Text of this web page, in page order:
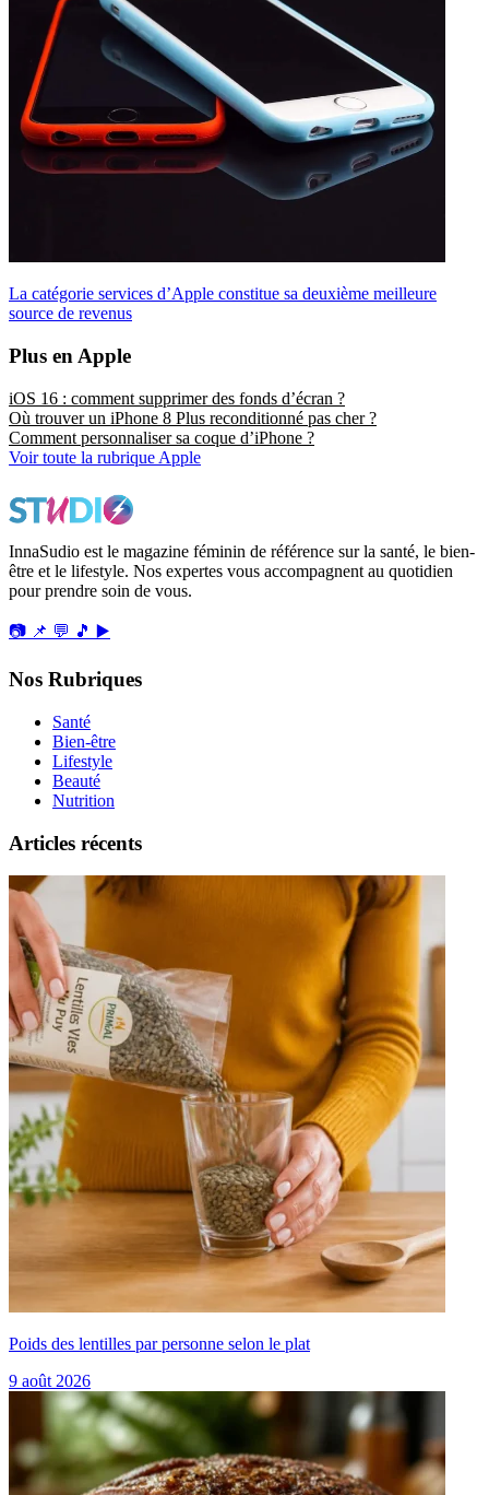
La catégorie services d’Apple constitue sa deuxième meilleure
source de revenus
Plus en Apple
iOS 16 : comment supprimer des fonds d’écran ?
Où trouver un iPhone 8 Plus reconditionné pas cher ?
Comment personnaliser sa coque d’iPhone ?
Voir toute la rubrique Apple
InnaSudio est le magazine féminin de référence sur la santé, le bien-
être et le lifestyle. Nos expertes vous accompagnent au quotidien
pour prendre soin de vous.
📷 📌 💬 🎵 ▶️
Nos Rubriques
Santé
Bien-être
Lifestyle
Beauté
Nutrition
Articles récents
Poids des lentilles par personne selon le plat
9 août 2026